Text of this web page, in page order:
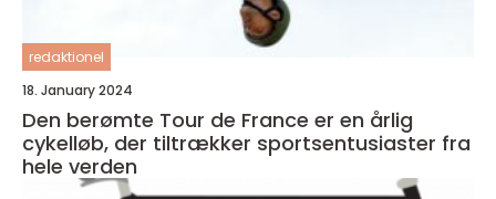
redaktionel
18. January 2024
Den berømte Tour de France er en årlig
cykelløb, der tiltrækker sportsentusiaster fra
hele verden